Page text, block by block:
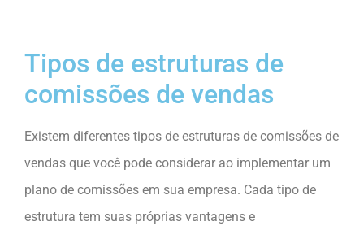
Tipos de estruturas de
comissões de vendas
Existem diferentes tipos de estruturas de comissões de
vendas que você pode considerar ao implementar um
plano de comissões em sua empresa. Cada tipo de
estrutura tem suas próprias vantagens e